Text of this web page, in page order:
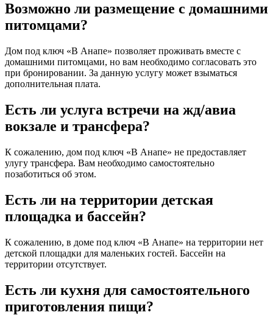
Возможно ли размещение с домашними
питомцами?
Дом под ключ «В Анапе» позволяет проживать вместе с
домашними питомцами, но вам необходимо согласовать это
при бронировании. За данную услугу может взыматься
дополнительная плата.
Есть ли услуга встречи на жд/авиа
вокзале и трансфера?
К сожалению, дом под ключ «В Анапе» не предоставляет
улугу трансфера. Вам необходимо самостоятельно
позаботиться об этом.
Есть ли на территории детская
площадка и бассейн?
К сожалению, в доме под ключ «В Анапе» на территории нет
детской площадки для маленьких гостей. Бассейн на
территории отсутствует.
Есть ли кухня для самостоятельного
приготовления пищи?